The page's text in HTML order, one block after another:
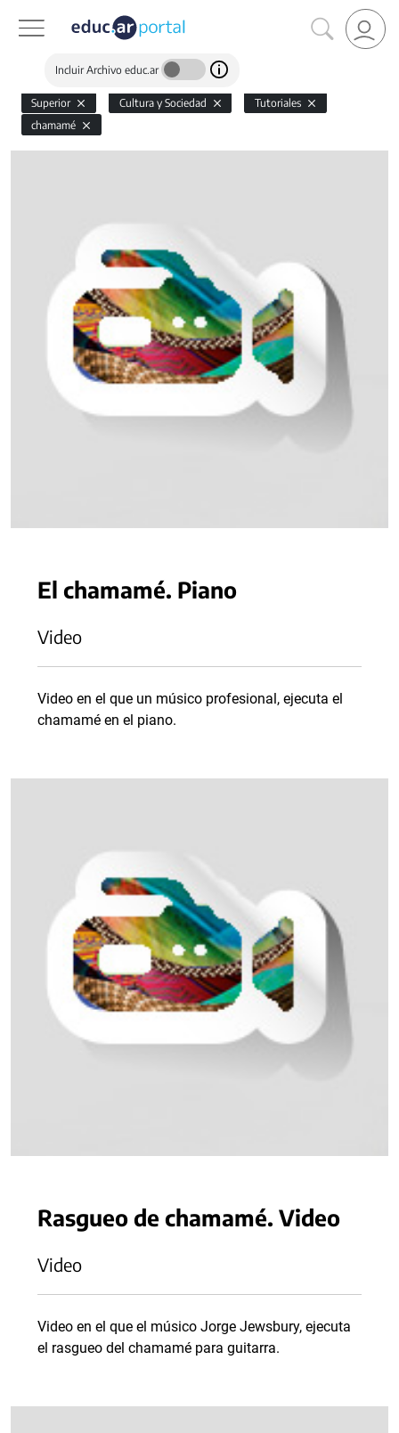
Incluir Archivo educ.ar
Superior Cultura y Sociedad
Tutoriales
chamamé
El chamamé. Piano
Video
Video en el que un músico profesional, ejecuta el
chamamé en el piano.
Rasgueo de chamamé. Video
Video
Video en el que el músico Jorge Jewsbury, ejecuta
el rasgueo del chamamé para guitarra.